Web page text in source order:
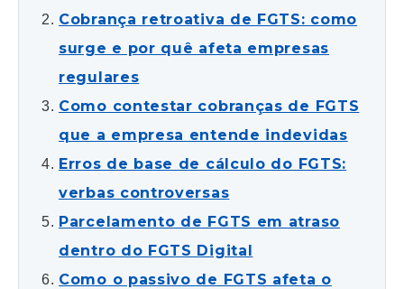
Cobrança retroativa de FGTS: como
surge e por quê afeta empresas
regulares
Como contestar cobranças de FGTS
que a empresa entende indevidas
Erros de base de cálculo do FGTS:
verbas controversas
Parcelamento de FGTS em atraso
dentro do FGTS Digital
Como o passivo de FGTS afeta o